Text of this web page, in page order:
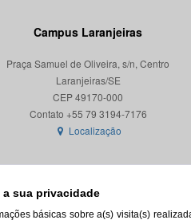
a sua privacidade
básicas sobre a(s) visita(s)
Campus Laranjeiras
Praça Samuel de Oliveira, s/n, Centro
Laranjeiras/SE
CEP 49170-000
Localização